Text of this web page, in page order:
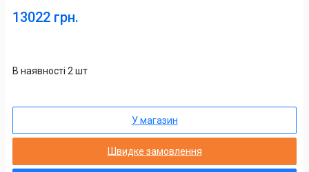
13022 грн.
В наявності 2 шт
У магазин
Швидке замовлення